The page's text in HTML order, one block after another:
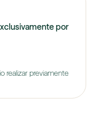
por
realizar previamente